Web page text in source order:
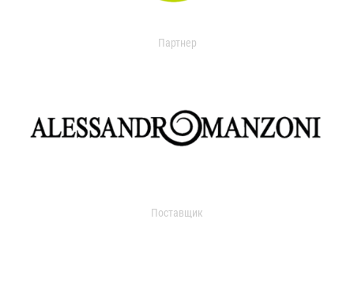
Партнер
Поставщик